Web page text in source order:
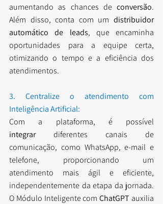
aumentando as chances de conversão.
Além disso, conta com um distribuidor
automático de leads, que encaminha
oportunidades para a equipe certa,
otimizando o tempo e a eficiência dos
atendimentos.
3. Centralize o atendimento com
Inteligência Artificial:
integrar diferentes canais de
comunicação, como WhatsApp, e-mail e
telefone, proporcionando um
atendimento mais ágil e eficiente,
independentemente da etapa da jornada.
O Módulo Inteligente com ChatGPT auxilia